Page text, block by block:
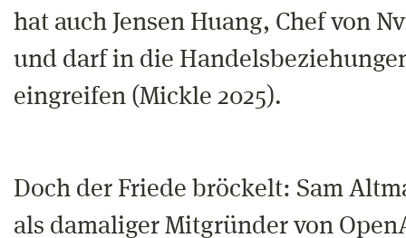
hat auch Jensen Huang, Chef von
und darf in die
eingreifen (Mickle 2025).
Doch der Friede bröckelt: Sam
als damaliger Mitgründer von